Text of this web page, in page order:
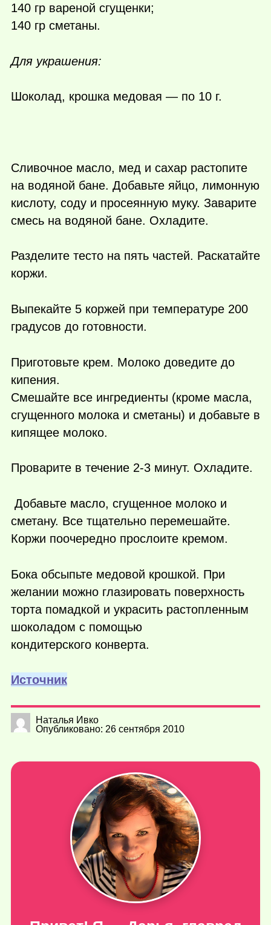
140 гр вареной сгущенки;
140 гр сметаны.
Для украшения:
Шоколад, крошка медовая — по 10 г.
Сливочное масло, мед и сахар растопите
на водяной бане. Добавьте яйцо, лимонную
кислоту, соду и просеянную муку. Заварите
смесь на водяной бане. Охладите.
Разделите тесто на пять частей. Раскатайте
коржи.
Выпекайте 5 коржей при температуре 200
градусов до готовности.
Приготовьте крем. Молоко доведите до
кипения.
Смешайте все ингредиенты (кроме масла,
сгущенного молока и сметаны) и добавьте в
кипящее молоко.
Проварите в течение 2-3 минут. Охладите.
Добавьте масло, сгущенное молоко и
сметану. Все тщательно перемешайте.
Коржи поочередно прослоите кремом.
Бока обсыпьте медовой крошкой. При
желании можно глазировать поверхность
торта помадкой и украсить растопленным
шоколадом с помощью
кондитерского конверта.
Источник
Наталья Ивко
Опубликовано: 26 сентября 2010